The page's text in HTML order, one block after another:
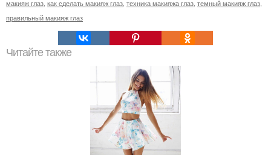
макияж глаз, как сделать макияж глаз, техника макияжа глаз, темный макияж глаз,
правильный макияж глаз
Читайте также